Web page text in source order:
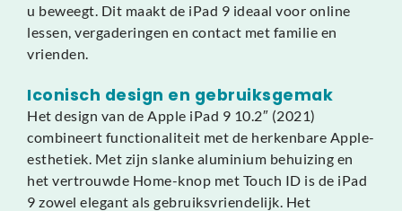
u beweegt. Dit maakt de iPad 9 ideaal voor online
lessen, vergaderingen en contact met familie en
vrienden.
Iconisch design en gebruiksgemak
Het design van de Apple iPad 9 10.2″ (2021)
combineert functionaliteit met de herkenbare Apple-
esthetiek. Met zijn slanke aluminium behuizing en
het vertrouwde Home-knop met Touch ID is de iPad
9 zowel elegant als gebruiksvriendelijk. Het